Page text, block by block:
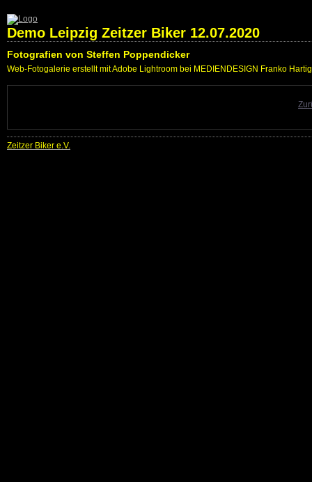
Demo Leipzig Zeitzer Biker 12.07.2020
Fotografien von Steffen Poppendicker
Web-Fotogalerie erstellt mit Adobe Lightroom bei MEDIENDESIGN Franko
Zeitzer Biker e.V.